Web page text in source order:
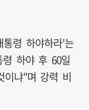
령 하야하라'는
하야 후 60일
이냐"며 강력 비